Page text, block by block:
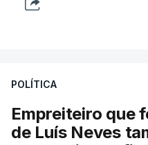
POLÍTICA
Empreiteiro que
de Luís Neves